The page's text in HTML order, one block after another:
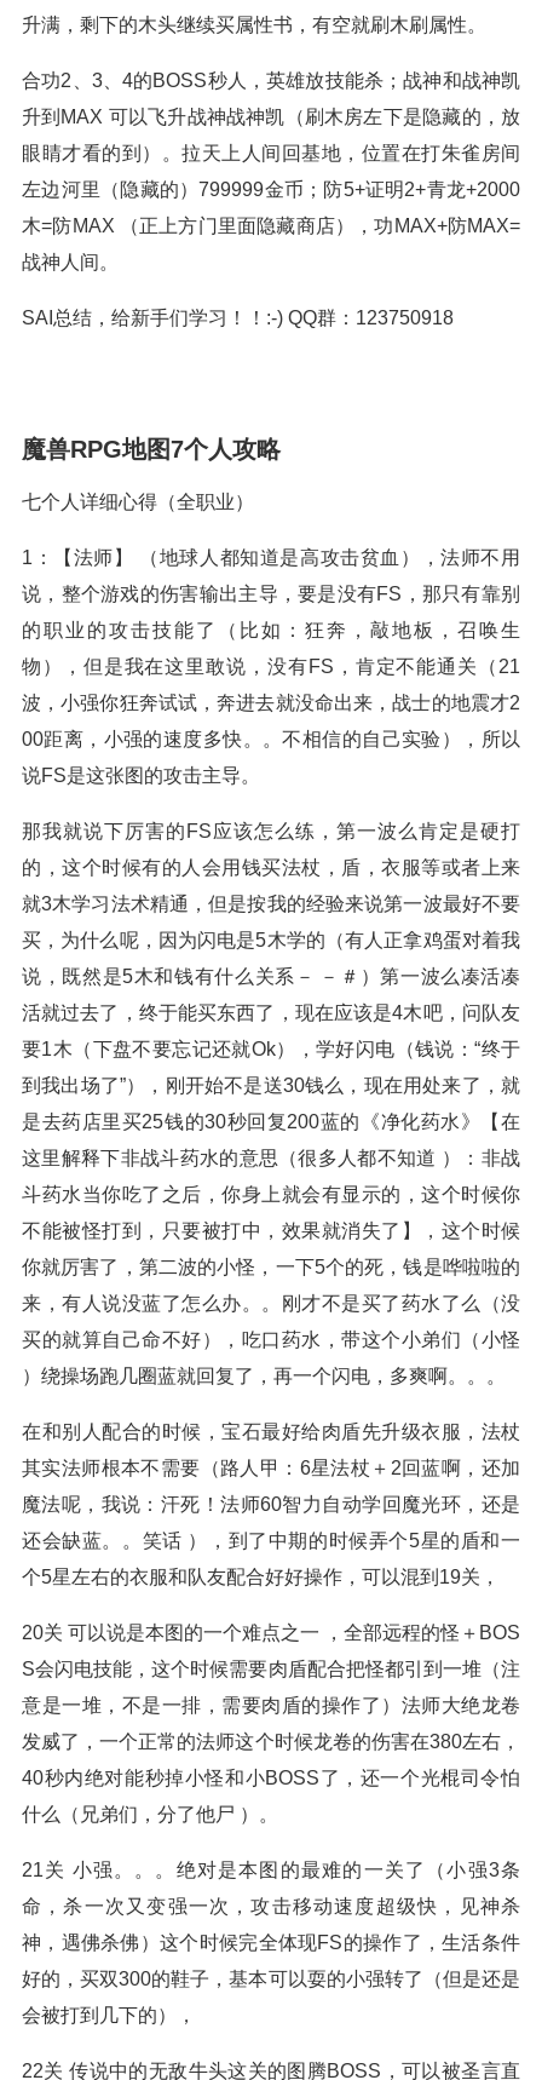
升满，剩下的木头继续买属性书，有空就刷木刷属性。
合功2、3、4的BOSS秒人，英雄放技能杀；战神和战神凯
升到MAX 可以飞升战神战神凯（刷木房左下是隐藏的，放
眼睛才看的到）。拉天上人间回基地，位置在打朱雀房间
左边河里（隐藏的）799999金币；防5+证明2+青龙+2000
木=防MAX （正上方门里面隐藏商店），功MAX+防MAX=
战神人间。
SAI总结，给新手们学习！！:-) QQ群：123750918
魔兽RPG地图7个人攻略
七个人详细心得（全职业）
1：【法师】 （地球人都知道是高攻击贫血），法师不用
说，整个游戏的伤害输出主导，要是没有FS，那只有靠别
的职业的攻击技能了（比如：狂奔，敲地板，召唤生
物），但是我在这里敢说，没有FS，肯定不能通关（21
波，小强你狂奔试试，奔进去就没命出来，战士的地震才2
00距离，小强的速度多快。。不相信的自己实验），所以
说FS是这张图的攻击主导。
那我就说下厉害的FS应该怎么练，第一波么肯定是硬打
的，这个时候有的人会用钱买法杖，盾，衣服等或者上来
就3木学习法术精通，但是按我的经验来说第一波最好不要
买，为什么呢，因为闪电是5木学的（有人正拿鸡蛋对着我
说，既然是5木和钱有什么关系－ －＃）第一波么凑活凑
活就过去了，终于能买东西了，现在应该是4木吧，问队友
要1木（下盘不要忘记还就Ok），学好闪电（钱说：“终于
到我出场了”），刚开始不是送30钱么，现在用处来了，就
是去药店里买25钱的30秒回复200蓝的《净化药水》【在
这里解释下非战斗药水的意思（很多人都不知道 ）：非战
斗药水当你吃了之后，你身上就会有显示的，这个时候你
不能被怪打到，只要被打中，效果就消失了】，这个时候
你就厉害了，第二波的小怪，一下5个的死，钱是哗啦啦的
来，有人说没蓝了怎么办。。刚才不是买了药水了么（没
买的就算自己命不好），吃口药水，带这个小弟们（小怪
）绕操场跑几圈蓝就回复了，再一个闪电，多爽啊。。。
在和别人配合的时候，宝石最好给肉盾先升级衣服，法杖
其实法师根本不需要（路人甲：6星法杖＋2回蓝啊，还加
魔法呢，我说：汗死！法师60智力自动学回魔光环，还是
还会缺蓝。。笑话 ），到了中期的时候弄个5星的盾和一
个5星左右的衣服和队友配合好好操作，可以混到19关，
20关 可以说是本图的一个难点之一 ，全部远程的怪＋BOS
S会闪电技能，这个时候需要肉盾配合把怪都引到一堆（注
意是一堆，不是一排，需要肉盾的操作了）法师大绝龙卷
发威了，一个正常的法师这个时候龙卷的伤害在380左右，
40秒内绝对能秒掉小怪和小BOSS了，还一个光棍司令怕
什么（兄弟们，分了他尸 ）。
21关 小强。。。绝对是本图的最难的一关了（小强3条
命，杀一次又变强一次，攻击移动速度超级快，见神杀
神，遇佛杀佛）这个时候完全体现FS的操作了，生活条件
好的，买双300的鞋子，基本可以耍的小强转了（但是还是
会被打到几下的），
22关 传说中的无敌牛头这关的图腾BOSS，可以被圣言直